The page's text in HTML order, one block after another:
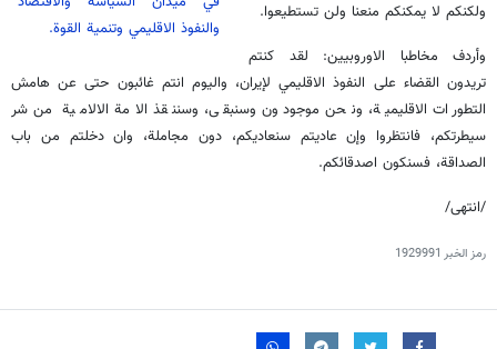
والنفوذ الاقليمي وتنمية القوة.
ولكنكم لا يمكنكم منعنا ولن تستطيعوا.
وأردف مخاطبا الاوروبيين: لقد كنتم
تريدون القضاء على النفوذ الاقليمي لإيران، واليوم انتم غائبون حتى عن هامش
التطورات الاقليمية، ونحن موجودون وسنبقى، وسننقذ الامة الالامية من شر
سيطرتكم، فانتظروا وإن عاديتم سنعاديكم، دون مجاملة، وان دخلتم من باب
الصداقة، فسنكون اصدقائكم.
/انتهى/
رمز الخبر 1929991